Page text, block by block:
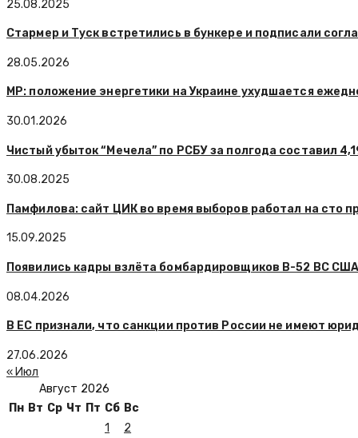
25.08.2025
Стармер и Туск встретились в бункере и подписали
28.05.2026
MP: положение энергетики на Украине ухудшается
30.01.2026
Чистый убыток “Мечела” по РСБУ за полгода составил
30.08.2025
Памфилова: сайт ЦИК во время выборов работал на сто
15.09.2025
Появились кадры взлёта бомбардировщиков B-52 ВС
08.04.2026
В ЕС признали, что санкции против России не имеют
27.06.2026
« Июл
Август 2026
Пн Вт Ср Чт Пт Сб Вс
1
2